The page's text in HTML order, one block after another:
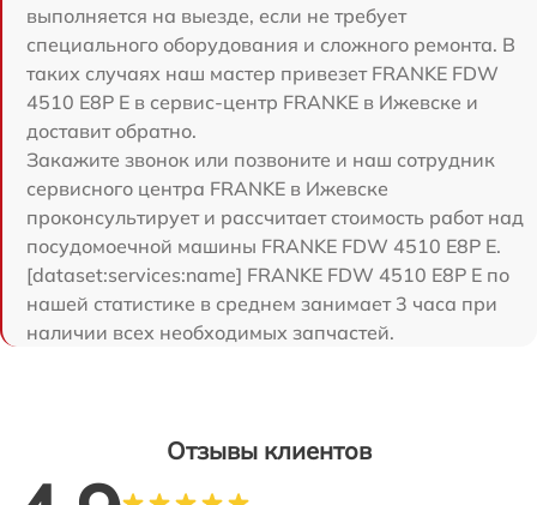
выполняется на выезде, если не требует
специального оборудования и сложного ремонта. В
таких случаях наш мастер привезет FRANKE FDW
4510 E8P E в сервис-центр FRANKE в Ижевске и
доставит обратно.
Закажите звонок или позвоните и наш сотрудник
сервисного центра FRANKE в Ижевске
проконсультирует и рассчитает стоимость работ над
посудомоечной машины FRANKE FDW 4510 E8P E.
[dataset:services:name] FRANKE FDW 4510 E8P E по
нашей статистике в среднем занимает 3 часа при
наличии всех необходимых запчастей.
Отзывы клиентов